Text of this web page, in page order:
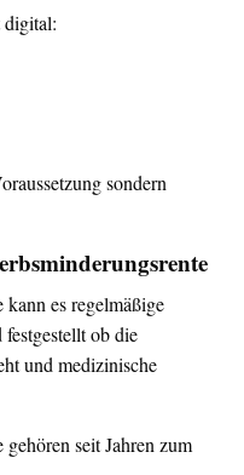
sondern
es regelmäßige
ob die
und medizinische
seit Jahren zum